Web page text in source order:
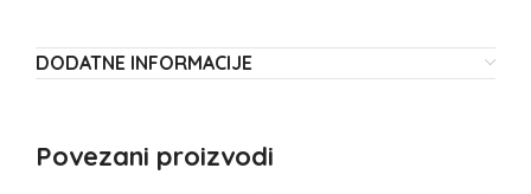
DODATNE INFORMACIJE
Povezani proizvodi